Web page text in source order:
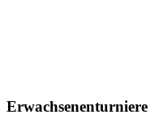
Erwachsenenturniere